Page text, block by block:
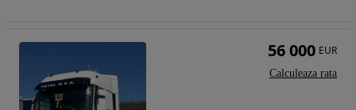
56 000 EUR
Calculeaza rata